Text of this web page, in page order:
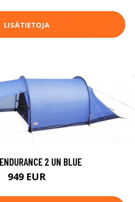
LISÄTIETOJA
2 UN BLUE
949 EUR